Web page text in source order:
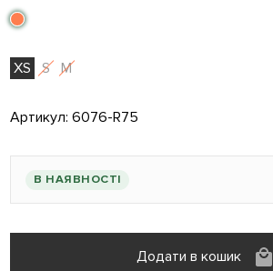
XS S M
Артикул:6076-R75
В НАЯВНОСТІ
Додати в кошик